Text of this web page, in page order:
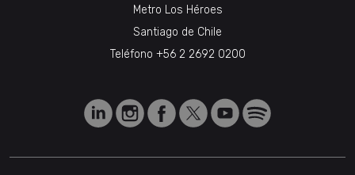
Metro Los Héroes
Santiago de Chile
Teléfono +56 2 2692 0200